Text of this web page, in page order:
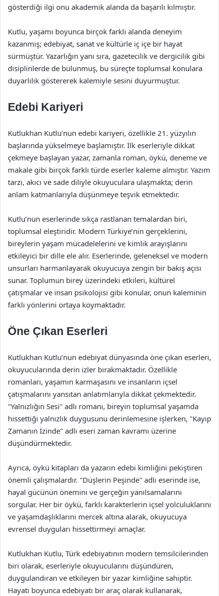
gösterdiği ilgi onu akademik alanda da başarılı kılmıştır.
Kutlu, yaşamı boyunca birçok farklı alanda deneyim
kazanmış; edebiyat, sanat ve kültürle iç içe bir hayat
sürmüştür. Yazarlığın yanı sıra, gazetecilik ve dergicilik gibi
disiplinlerde de bulunmuş, bu süreçte toplumsal konulara
duyarlılık göstererek kalemiyle sesini duyurmuştur.
Edebi Kariyeri
Kutlukhan Kutlu’nun edebi kariyeri, özellikle 21. yüzyılın
başlarında yükselmeye başlamıştır. İlk eserleriyle dikkat
çekmeye başlayan yazar, zamanla roman, öykü, deneme ve
makale gibi birçok farklı türde eserler kaleme almıştır. Yazım
tarzı, akıcı ve sade diliyle okuyuculara ulaşmakta; derin
anlam katmanlarıyla düşünmeye teşvik etmektedir.
Kutlu’nun eserlerinde sıkça rastlanan temalardan biri,
toplumsal eleştiridir. Modern Türkiye’nin gerçeklerini,
bireylerin yaşam mücadelelerini ve kimlik arayışlarını
etkileyici bir dille ele alır. Eserlerinde, geleneksel ve modern
unsurları harmanlayarak okuyucuya zengin bir bakış açısı
sunar. Toplumun birey üzerindeki etkileri, kültürel
çatışmalar ve insan psikolojisi gibi konular, onun kaleminin
farklı yönlerini ortaya koymaktadır.
Öne Çıkan Eserleri
Kutlukhan Kutlu’nun edebiyat dünyasında öne çıkan eserleri,
okuyucularında derin izler bırakmaktadır. Özellikle
romanları, yaşamın karmaşasını ve insanların içsel
çatışmalarını yansıtan anlatımlarıyla dikkat çekmektedir.
"Yalnızlığın Sesi" adlı romanı, bireyin toplumsal yaşamda
hissettiği yalnızlık duygusunu derinlemesine işlerken, "Kayıp
Zamanın İzinde" adlı eseri zaman kavramı üzerine
düşündürmektedir.
Ayrıca, öykü kitapları da yazarın edebi kimliğini pekiştiren
önemli çalışmalardır. "Düşlerin Peşinde" adlı eserinde ise,
hayal gücünün önemini ve gerçeğin yanılsamalarını
sorgular. Her bir öykü, farklı karakterlerin içsel yolculuklarını
ve yaşamdaşlıklarını mercek altına alarak, okuyucuya
evrensel duyguları hissettirmeyi amaçlar.
Kutlukhan Kutlu, Türk edebiyatının modern temsilcilerinden
biri olarak, eserleriyle okuyucularını düşündüren,
duygulandıran ve etkileyen bir yazar kimliğine sahiptir.
Hayatı boyunca edebiyatı bir araç olarak kullanarak,